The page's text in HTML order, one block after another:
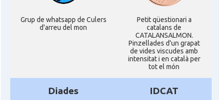
Grup de whatsapp de Culers
d'arreu del mon
Petit qüestionari a
catalans de
CATALANSALMON.
Pinzellades d'un grapat
de vides viscudes amb
intensitat i en català per
tot el món
Diades IDCAT